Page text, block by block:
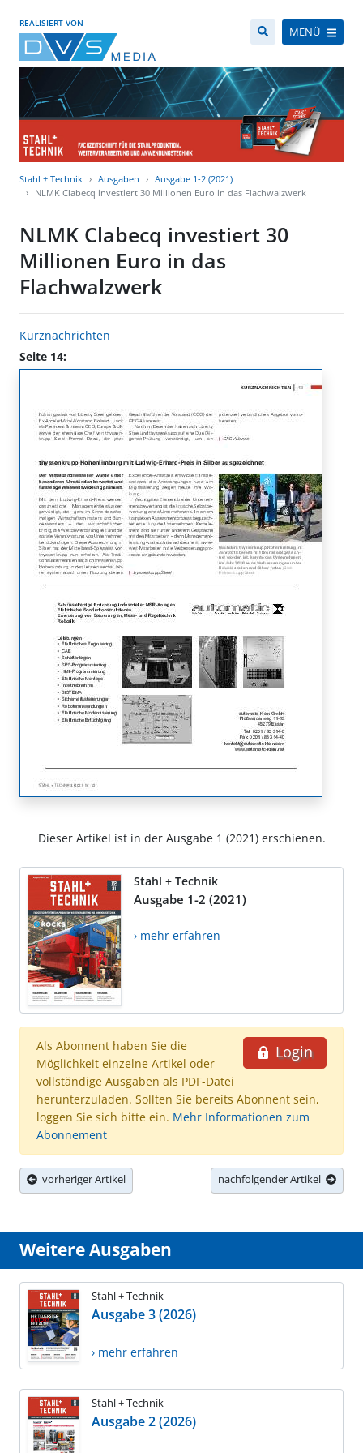
REALISIERT VON
MENÜ
Stahl + Technik Ausgaben
Ausgabe 1-2 (2021)
NLMK Clabecq investiert 30 Millionen Euro in das Flachwalzwerk
NLMK Clabecq investiert 30
Millionen Euro in das
Flachwalzwerk
Kurznachrichten
Seite 14:
Dieser Artikel ist in der Ausgabe 1 (2021) erschienen.
Stahl + Technik
Ausgabe 1-2 (2021)
› mehr erfahren
Login
Als Abonnent haben Sie die
Möglichkeit einzelne Artikel oder
vollständige Ausgaben als PDF-Datei
herunterzuladen. Sollten Sie bereits Abonnent sein,
loggen Sie sich bitte ein. Mehr Informationen zum
Abonnement
vorheriger Artikel nachfolgender Artikel
Weitere Ausgaben
Stahl + Technik
Ausgabe 3 (2026)
› mehr erfahren
Stahl + Technik
Ausgabe 2 (2026)